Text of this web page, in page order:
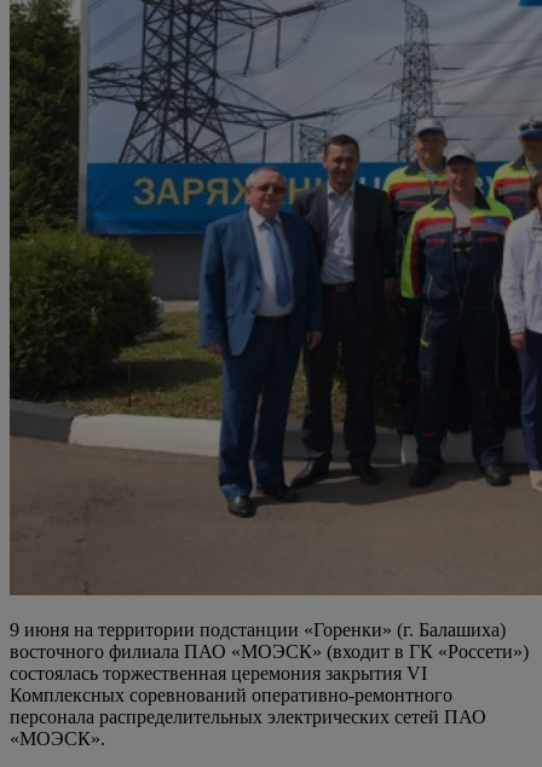
9 июня на территории подстанции «Горенки» (г. Балашиха)
восточного филиала ПАО «МОЭСК» (входит в ГК «Россети»)
состоялась торжественная церемония закрытия VI
Комплексных соревнований оперативно-ремонтного
персонала распределительных электрических сетей ПАО
«МОЭСК».